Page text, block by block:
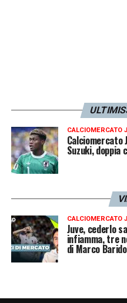
CALCIOMERCATO
Calciomercato
Suzuki,
CALCIOMERCATO
Juve, cederlo
infiamma, tre
di Marco